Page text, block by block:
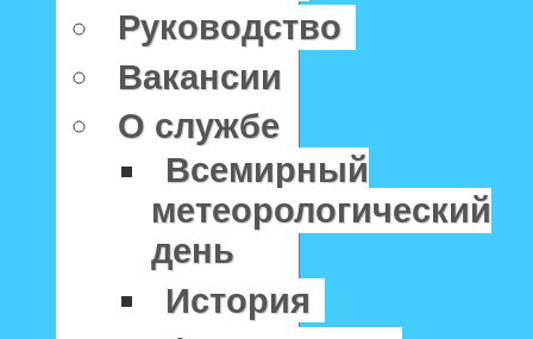
Руководство
Вакансии
О службе
Всемирный
метеорологический
день
История